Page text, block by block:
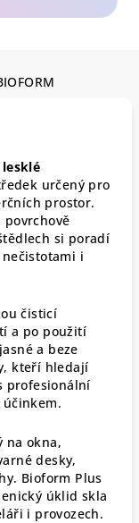
určený pro
prostor.
si poradí
i
čisticí
a po použití
a beze
kteří hledají
profesionální
na okna,
desky,
Bioform Plus
úklid skla
i provozech.